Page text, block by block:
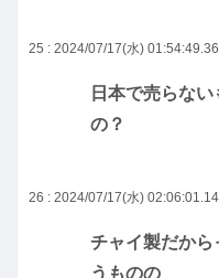
25 : 2024/07/17(水) 01:54:49.36
日本で売らな
の？
26 : 2024/07/17(水) 02:06:01.14
チャイ製だか
うものの